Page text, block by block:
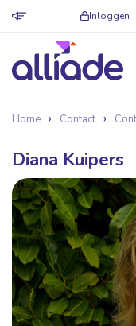
Inloggen
Home Contact
Diana Kuipers